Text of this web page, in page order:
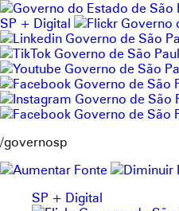
Pular
para
o
conteúdo
SP + Digital
/governosp
SP + Digital